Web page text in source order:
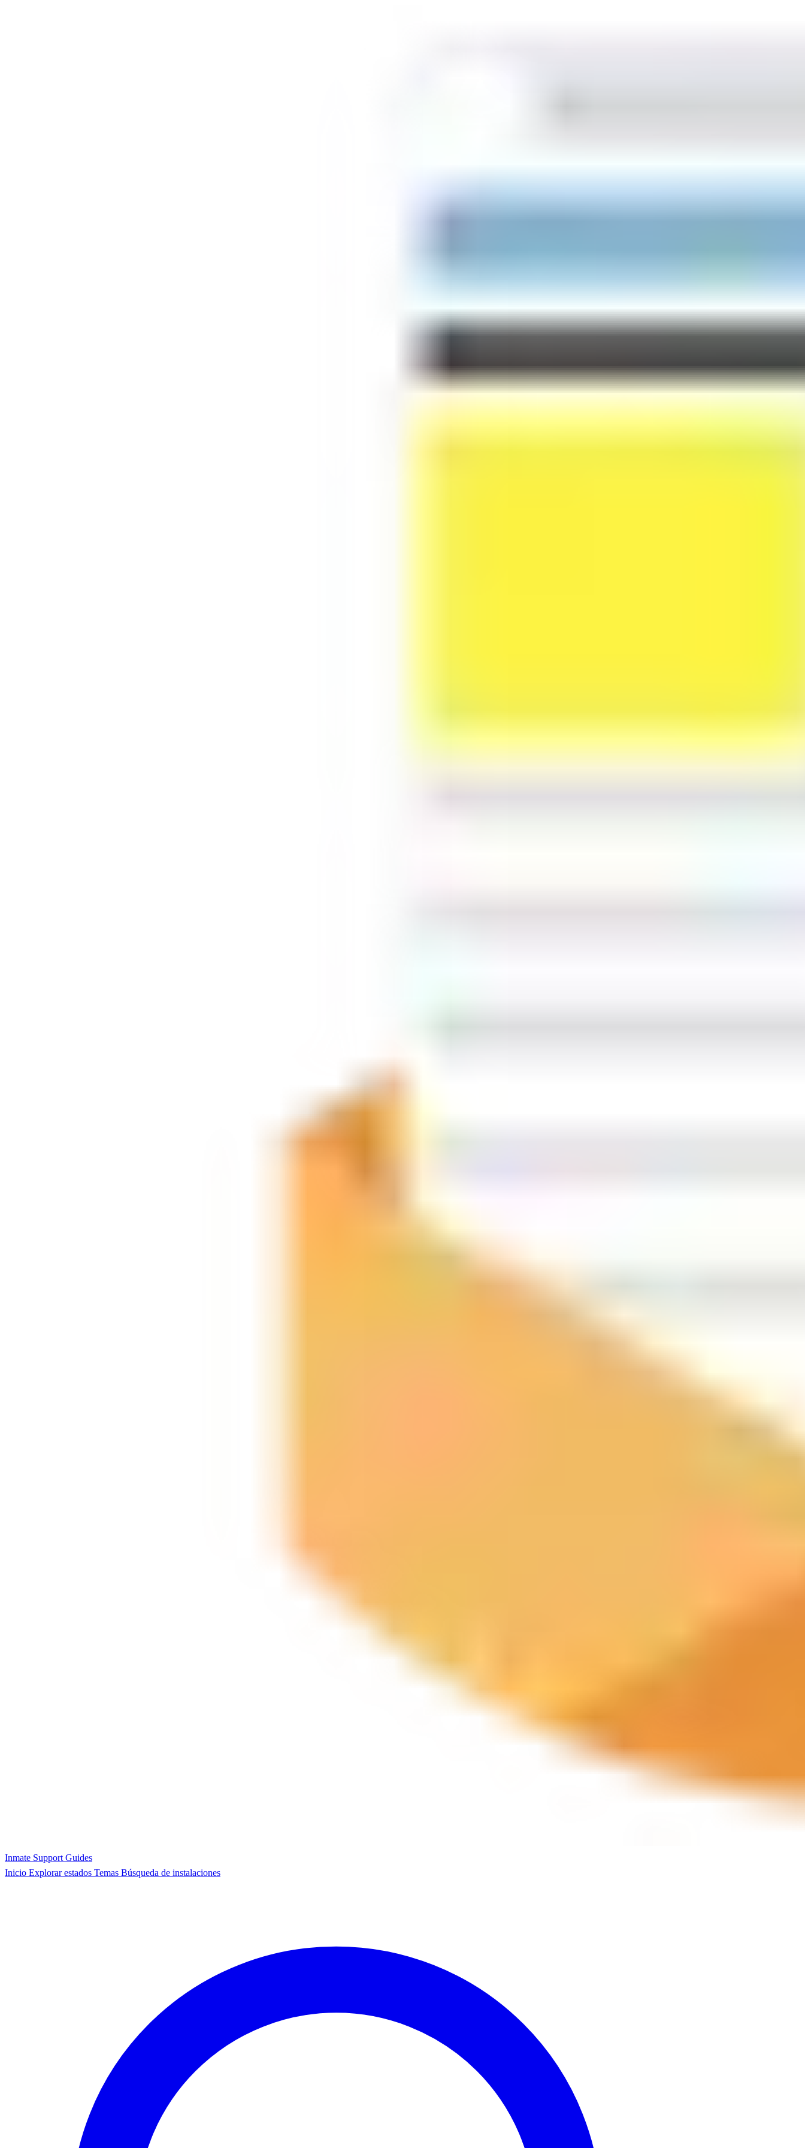
Inmate Support Guides
Inicio Explorar estados Temas Búsqueda de instalaciones